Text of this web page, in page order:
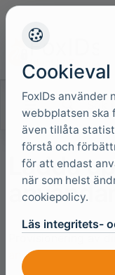
Sök i
Ladda
användare
Cookieval
FoxIDs använder
webbplatsen ska
även tillåta
förstå och
för att endast
när som helst
cookiepolicy.
Läs integritets-